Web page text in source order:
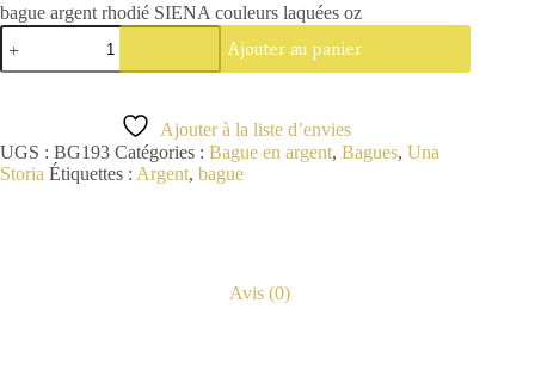
bague argent rhodié SIENA couleurs laquées oz
quantité
de
Bague
Ajouter au panier
Ajouter à la liste d’envies
UGS : BG193 Catégories : Bague en argent, Bagues, Una
Storia Étiquettes : Argent, bague
Avis (0)